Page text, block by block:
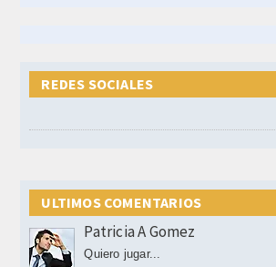
REDES SOCIALES
ULTIMOS COMENTARIOS
Patricia A Gomez
Quiero jugar...